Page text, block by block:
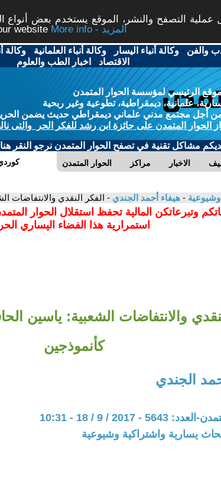
التصفح والنشر، الموقع يستخدم بعض أنواع
website
More info - المزيد
والفن -وكالة أنباء اليسار -وكالة أنباء العلمانية -وكالة
الاقتصاد - اخبار الطب والعلوم
الرئيسي لمؤسسة الحوار المتمدن
علمانية، ديمقراطية، تطوعية وغير ربحية
أجل مجتمع مدني علماني ديمقراطي حديث يضمن الحرية
الحوار المتمدن على جائزة ابن رشد للفكر الحر والتى
لديكم مشاكل تقنية في تصفح الحوار المتمدن نرجو النقر
الحوار المتمدن مراكز الاخبار
وشيوعية - هيفاء أحمد الجندي - الفكر النقدي والانتفاضات
وتبرعاتكن المالية تحفظ استقلال الحوار
استمرارية هذا الفضاء اليساري الحر
والانتفاضات الشعبية: ياسين
كأنموذجين
الجندي
5643 - 2017 / 9 / 18 - 10:31
يسارية واشتراكية وشيوعية